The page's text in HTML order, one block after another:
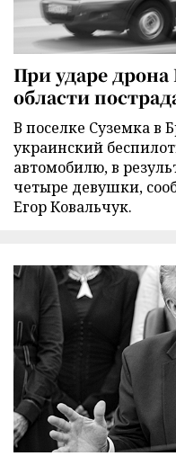
При ударе
области
В поселке Суземка в
украинский
автомобилю, в
четыре девушки,
Егор Ковальчук.